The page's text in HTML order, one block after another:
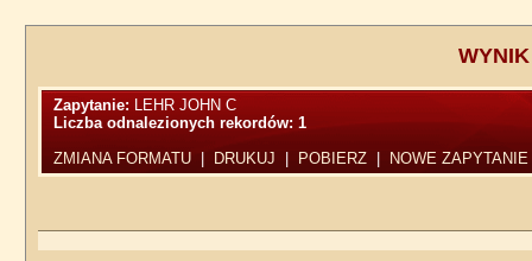
Zapytanie: LEHR JOHN C
Liczba odnalezionych rekordów:1
ZMIANA FORMATU
DRUKUJ POBIERZ NOWE ZAPYTANIE